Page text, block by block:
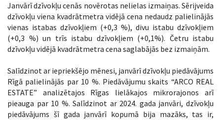
Janvārī dzīvokļu cenās novērotas nelielas izmaiņas. Sērijveida
dzīvokļu viena kvadrātmetra vidējā cena nedaudz palielinājās
vienas istabas dzīvokļiem (+0,3 %), divu istabu dzīvokļiem
(+0,3 %) un trīs istabu dzīvokļiem (+0,1%). Četru istabu
dzīvokļu vidējā kvadrātmetra cena saglabājās bez izmaiņām.
Salīdzinot ar iepriekšējo mēnesi, janvārī dzīvokļu piedāvājums
Rīgā palielinājās par 10 %. Piedāvājumu skaits “ARCO REAL
ESTATE” analizētajos Rīgas lielākajos mikrorajonos arī
pieauga par 10 %. Salīdzinot ar 2024. gada janvāri, dzīvokļu
piedāvājums šī gada janvārī kopumā bija mazāks, tas ir,